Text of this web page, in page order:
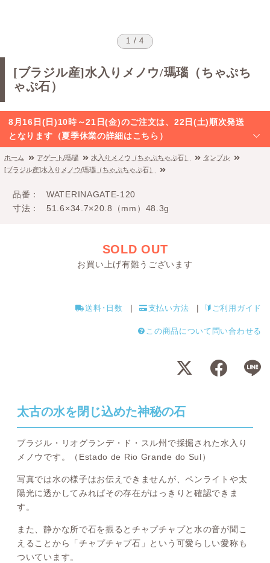
1 / 4
[ブラジル産]水入りメノウ/瑪瑙（ちゃぷち
ゃぷ石）
8月16日(日)10時～21日(金)のご注文は、22日(土)順次発送
となります（夏季休業の詳細はこちら）
ホーム アゲート/瑪瑙 水入りメノウ（ちゃぷちゃぷ石）
タンブル
[ブラジル産]水入りメノウ/瑪瑙（ちゃぷちゃぷ石）
品番
WATERINAGATE-120
寸法
51.6×34.7×20.8（mm）48.3g
SOLD OUT
お買い上げ有難うございます
送料･日数 支払い方法 ご利用ガイド
この商品について問い合わせる
太古の水を閉じ込めた神秘の石
ブラジル・リオグランデ・ド・スル州で採掘された水入り
メノウです。（Estado de Rio Grande do Sul）
写真では水の様子はお伝えできませんが、ペンライトや太
陽光に透かしてみればその存在がはっきりと確認できま
す。
また、静かな所で石を振るとチャプチャプと水の音が聞こ
えることから「チャプチャプ石」という可愛らしい愛称も
ついています。